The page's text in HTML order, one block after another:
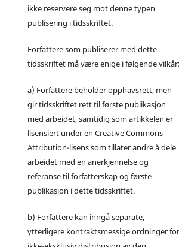
ikke reservere seg mot denne typen
publisering i tidsskriftet.
Forfattere som publiserer med dette
tidsskriftet må være enige i følgende vilkår:
a) Forfattere beholder opphavsrett, men
gir tidsskriftet rett til første publikasjon
med arbeidet, samtidig som artikkelen er
lisensiert under en Creative Commons
Attribution-lisens som tillater andre å dele
arbeidet med en anerkjennelse og
referanse til forfatterskap og første
publikasjon i dette tidsskriftet.
b) Forfattere kan inngå separate,
ytterligere kontraktsmessige ordninger for